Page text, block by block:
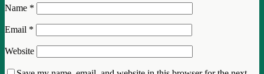
Name *
Email *
Website